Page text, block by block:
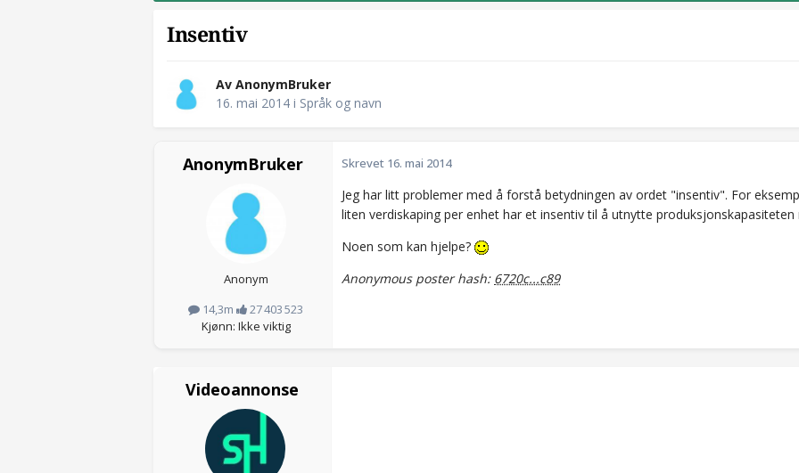
Insentiv
Av AnonymBruker
16. mai 2014 i Språk og navn
AnonymBruker
Anonym
14,3m
27 403 523
Kjønn: Ikke viktig
Skrevet 16. mai 2014
Jeg har litt problemer med å forstå betydningen av ordet "insentiv". For
liten verdiskaping per enhet har et insentiv til å utnytte
Noen som kan hjelpe?
Anonymous poster hash: 6720c...c89
Videoannonse